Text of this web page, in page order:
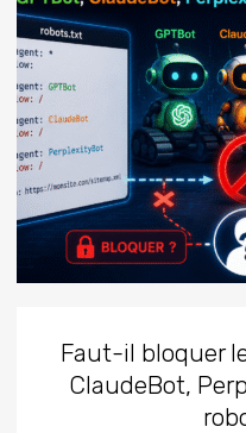
Faut-il bloquer
ClaudeBot,